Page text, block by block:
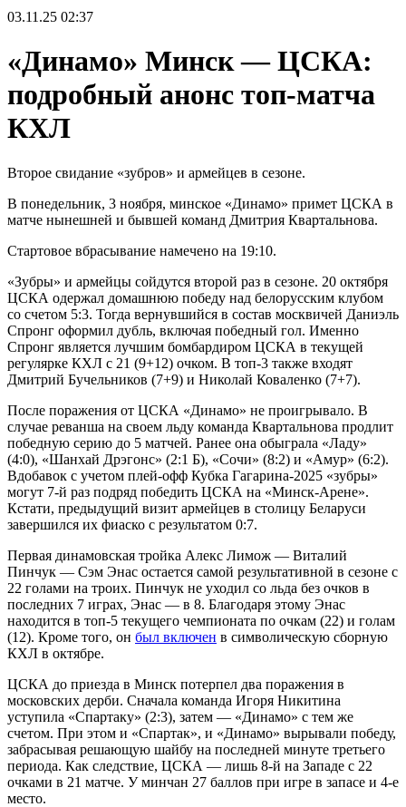
03.11.25 02:37
«Динамо» Минск — ЦСКА:
подробный анонс топ-матча
КХЛ
Второе свидание «зубров» и армейцев в сезоне.
В понедельник, 3 ноября, минское «Динамо» примет ЦСКА в
матче нынешней и бывшей команд Дмитрия Квартальнова.
Стартовое вбрасывание намечено на 19:10.
«Зубры» и армейцы сойдутся второй раз в сезоне. 20 октября
ЦСКА одержал домашнюю победу над белорусским клубом
со счетом 5:3. Тогда вернувшийся в состав москвичей Даниэль
Спронг оформил дубль, включая победный гол. Именно
Спронг является лучшим бомбардиром ЦСКА в текущей
регулярке КХЛ с 21 (9+12) очком. В топ-3 также входят
Дмитрий Бучельников (7+9) и Николай Коваленко (7+7).
После поражения от ЦСКА «Динамо» не проигрывало. В
случае реванша на своем льду команда Квартальнова продлит
победную серию до 5 матчей. Ранее она обыграла «Ладу»
(4:0), «Шанхай Дрэгонс» (2:1 Б), «Сочи» (8:2) и «Амур» (6:2).
Вдобавок с учетом плей-офф Кубка Гагарина-2025 «зубры»
могут 7-й раз подряд победить ЦСКА на «Минск-Арене».
Кстати, предыдущий визит армейцев в столицу Беларуси
завершился их фиаско с результатом 0:7.
Первая динамовская тройка Алекс Лимож — Виталий
Пинчук — Сэм Энас остается самой результативной в сезоне с
22 голами на троих. Пинчук не уходил со льда без очков в
последних 7 играх, Энас — в 8. Благодаря этому Энас
находится в топ-5 текущего чемпионата по очкам (22) и голам
(12). Кроме того, он был включен в символическую сборную
КХЛ в октябре.
ЦСКА до приезда в Минск потерпел два поражения в
московских дерби. Сначала команда Игоря Никитина
уступила «Спартаку» (2:3), затем — «Динамо» с тем же
счетом. При этом и «Спартак», и «Динамо» вырывали победу,
забрасывая решающую шайбу на последней минуте третьего
периода. Как следствие, ЦСКА — лишь 8-й на Западе с 22
очками в 21 матче. У минчан 27 баллов при игре в запасе и 4-е
место.